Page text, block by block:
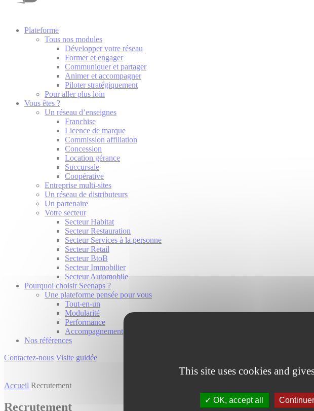
This site uses cookies and
OK, accept all
Plateforme
Tous nos modules
Développer votre réseau
Former et engager
Communiquer et partager
Animer et accompagner
Piloter stratégiquement
Pour aller plus loin
Vous êtes ?
Un réseau d’enseignes
Franchise
Licence de marque
Commission affiliation
Concession
Location gérance
Succursale
Coopérative
Entreprise multi-sites
Un réseau de distributeurs
Un partenaire
Votre secteur
Secteur Habitat
Secteur Restauration
Secteur Services à la personne
Secteur Retail
Secteur BtoB
Secteur Immobilier
Secteur Automobile
Pourquoi choisir Seenaps ?
Une plateforme pensée pour vous
Tout-en-un
Modularité
Performance
Accompagnement
Nos références
Contactez-nous Visite guidée
Accueil Recrutement
Recrutement